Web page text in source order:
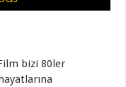
bizi 80ler